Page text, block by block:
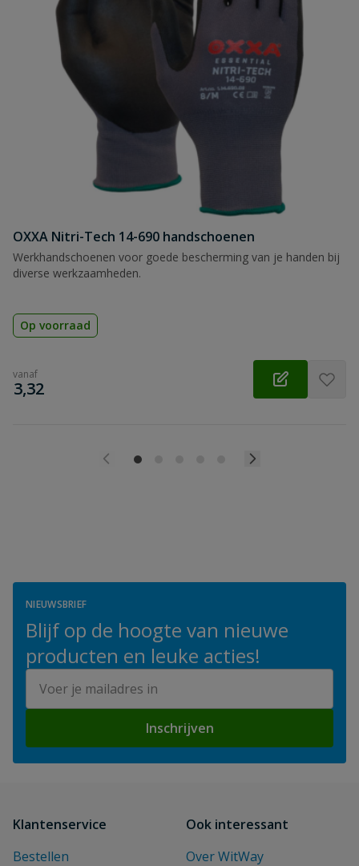
OXXA Nitri-Tech 14-690 handschoenen
Werkhandschoenen voor goede bescherming van je handen bij
diverse werkzaamheden.
Op voorraad
vanaf
€
3,32
NIEUWSBRIEF
Blijf op de hoogte van nieuwe
producten en leuke acties!
Inschrijven
Klantenservice
Bestellen
Ook interessant
Over WitWay